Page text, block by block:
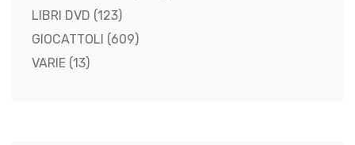
LIBRI DVD (123)
GIOCATTOLI (609)
VARIE (13)